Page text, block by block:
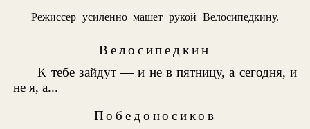
Режиссер усиленно машет рукой Велосипедкину.
Велосипедкин
К тебе зайдут — и не в пятницу, а сегодня, и
не я, а...
Победоносиков